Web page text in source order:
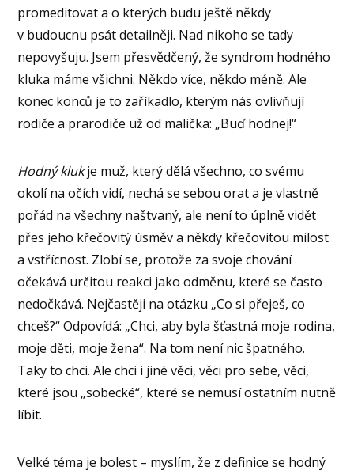
promeditovat a o kterých budu ještě někdy
v budoucnu psát detailněji. Nad nikoho se tady
nepovyšuju. Jsem přesvědčený, že syndrom hodného
kluka máme všichni. Někdo více, někdo méně. Ale
konec konců je to zaříkadlo, kterým nás ovlivňují
rodiče a prarodiče už od malička: „Buď hodnej!“
Hodný klukje muž, který dělá všechno, co svému
okolí na očích vidí, nechá se sebou orat a je vlastně
pořád na všechny naštvaný, ale není to úplně vidět
přes jeho křečovitý úsměv a někdy křečovitou milost
a vstřícnost. Zlobí se, protože za svoje chování
očekává určitou reakci jako odměnu, které se často
nedočkává. Nejčastěji na otázku „Co si přeješ, co
chceš?“ Odpovídá: „Chci, aby byla šťastná moje rodina,
moje děti, moje žena“. Na tom není nic špatného.
Taky to chci. Ale chci i jiné věci, věci pro sebe, věci,
které jsou „sobecké“, které se nemusí ostatním nutně
líbit.
Velké téma je bolest – myslím, že z definice se hodný